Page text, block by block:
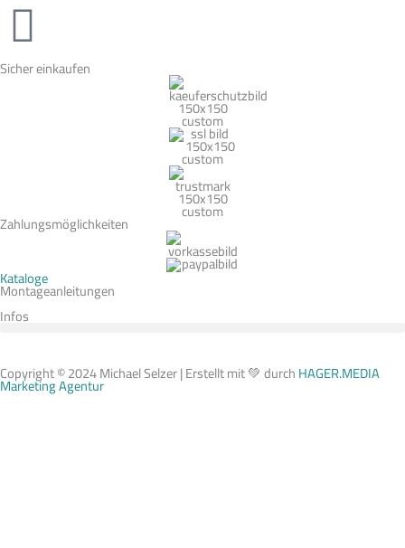
Sicher einkaufen
Zahlungsmöglichkeiten
Kataloge
Montageanleitungen
Infos
Copyright © 2024 Michael Selzer | Erstellt mit 💚 durchHAGER.MEDIA
Marketing Agentur